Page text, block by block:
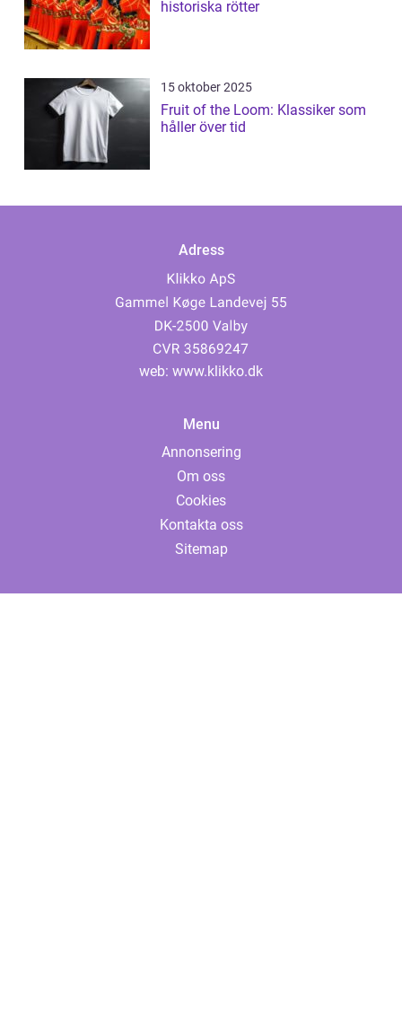
historiska rötter
15 oktober 2025
Fruit of the Loom: Klassiker som
håller över tid
Adress
web: www.klikko.dk
Menu
Annonsering
Om oss
Cookies
Kontakta oss
Sitemap